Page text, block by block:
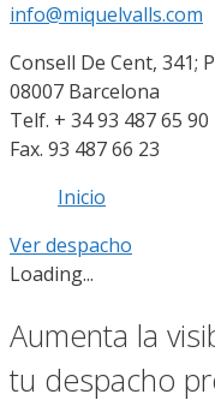
info@miquelvalls.com
Consell De Cent, 341;
08007 Barcelona
Telf. + 34 93 487 65 90
Fax. 93 487 66 23
Inicio
Ver despacho
Loading...
Aumenta la
tu despacho